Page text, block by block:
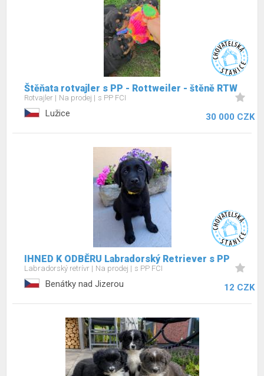
Štěňata rotvajler s PP - Rottweiler - štěně RTW
Rotvajler Na prodej s PP FCI
Lužice 30 000 CZK
IHNED K ODBĚRU Labradorský Retriever s PP
Labradorský retrívr Na prodej s PP FCI
Benátky nad Jizerou 12 CZK